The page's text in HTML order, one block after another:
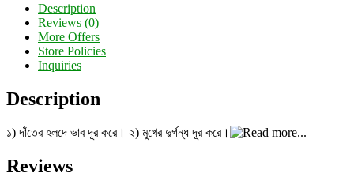
Description
Reviews (0)
More Offers
Store Policies
Inquiries
Description
১) দাঁতের হলদে ভাব দূর করে। ২) মুখের দুর্গন্ধ দূর করে।
Reviews